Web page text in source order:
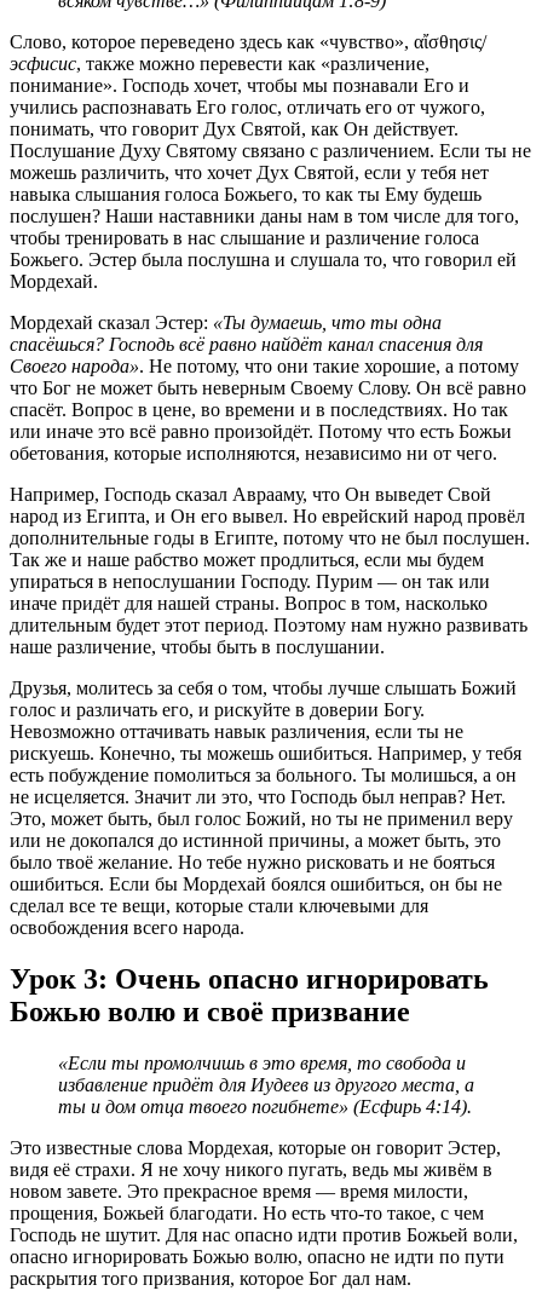
Слово, которое переведено здесь как «чувство», αἴσθησις/
эсфисис, также можно перевести как «различение,
понимание». Господь хочет, чтобы мы познавали Его и
учились распознавать Его голос, отличать его от чужого,
понимать, что говорит Дух Святой, как Он действует.
Послушание Духу Святому связано с различением. Если ты не
можешь различить, что хочет Дух Святой, если у тебя нет
навыка слышания голоса Божьего, то как ты Ему будешь
послушен? Наши наставники даны нам в том числе для того,
чтобы тренировать в нас слышание и различение голоса
Божьего. Эстер была послушна и слушала то, что говорил ей
Мордехай.
Мордехай сказал Эстер: «Ты думаешь, что ты одна
спасёшься? Господь всё равно найдёт канал спасения для
Своего народа». Не потому, что они такие хорошие, а потому
что Бог не может быть неверным Своему Слову. Он всё равно
спасёт. Вопрос в цене, во времени и в последствиях. Но так
или иначе это всё равно произойдёт. Потому что есть Божьи
обетования, которые исполняются, независимо ни от чего.
Например, Господь сказал Аврааму, что Он выведет Свой
народ из Египта, и Он его вывел. Но еврейский народ провёл
дополнительные годы в Египте, потому что не был послушен.
Так же и наше рабство может продлиться, если мы будем
упираться в непослушании Господу. Пурим — он так или
иначе придёт для нашей страны. Вопрос в том, насколько
длительным будет этот период. Поэтому нам нужно развивать
наше различение, чтобы быть в послушании.
Друзья, молитесь за себя о том, чтобы лучше слышать Божий
голос и различать его, и рискуйте в доверии Богу.
Невозможно оттачивать навык различения, если ты не
рискуешь. Конечно, ты можешь ошибиться. Например, у тебя
есть побуждение помолиться за больного. Ты молишься, а он
не исцеляется. Значит ли это, что Господь был неправ? Нет.
Это, может быть, был голос Божий, но ты не применил веру
или не докопался до истинной причины, а может быть, это
было твоё желание. Но тебе нужно рисковать и не бояться
ошибиться. Если бы Мордехай боялся ошибиться, он бы не
сделал все те вещи, которые стали ключевыми для
освобождения всего народа.
Урок 3: Очень опасно игнорировать
Божью волю и своё призвание
«Если ты промолчишь в это время, то свобода и
избавление придёт для Иудеев из другого места, а
ты и дом отца твоего погибнете» (Есфирь 4:14).
Это известные слова Мордехая, которые он говорит Эстер,
видя её страхи. Я не хочу никого пугать, ведь мы живём в
новом завете. Это прекрасное время — время милости,
прощения, Божьей благодати. Но есть что-то такое, с чем
Господь не шутит. Для нас опасно идти против Божьей воли,
опасно игнорировать Божью волю, опасно не идти по пути
раскрытия того призвания, которое Бог дал нам.